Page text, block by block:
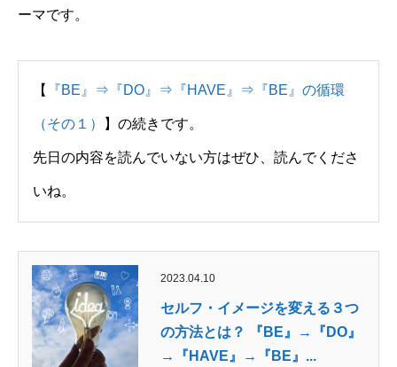
ーマです。
【 『BE』⇒『DO』⇒『HAVE』⇒『BE』の循環
（その１） 】の続きです。
先日の内容を読んでいない方はぜひ、読んでくださ
いね。
2023.04.10
セルフ・イメージを変える３つ
の方法とは？ 『BE』→『DO』
→『HAVE』→『BE』...